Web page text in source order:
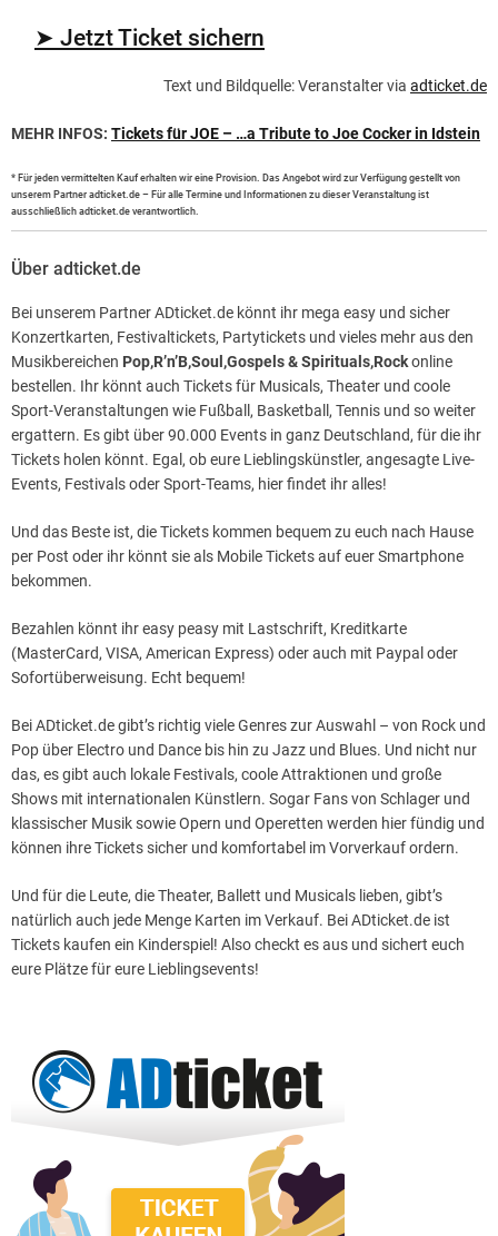
➤ Jetzt Ticket sichern
Text und Bildquelle: Veranstalter via adticket.de
MEHR INFOS: Tickets für JOE – …a Tribute to Joe Cocker in Idstein
* Für jeden vermittelten Kauf erhalten wir eine Provision. Das Angebot wird zur Verfügung gestellt von
unserem Partner adticket.de – Für alle Termine und Informationen zu dieser Veranstaltung ist
ausschließlich adticket.de verantwortlich.
Über adticket.de
Bei unserem Partner ADticket.de könnt ihr mega easy und sicher
Konzertkarten, Festivaltickets, Partytickets und vieles mehr aus den
Musikbereichen Pop,R’n’B,Soul,Gospels & Spirituals,Rockonline
bestellen. Ihr könnt auch Tickets für Musicals, Theater und coole
Sport-Veranstaltungen wie Fußball, Basketball, Tennis und so weiter
ergattern. Es gibt über 90.000 Events in ganz Deutschland, für die ihr
Tickets holen könnt. Egal, ob eure Lieblingskünstler, angesagte Live-
Events, Festivals oder Sport-Teams, hier findet ihr alles!
Und das Beste ist, die Tickets kommen bequem zu euch nach Hause
per Post oder ihr könnt sie als Mobile Tickets auf euer Smartphone
bekommen.
Bezahlen könnt ihr easy peasy mit Lastschrift, Kreditkarte
(MasterCard, VISA, American Express) oder auch mit Paypal oder
Sofortüberweisung. Echt bequem!
Bei ADticket.de gibt’s richtig viele Genres zur Auswahl – von Rock und
Pop über Electro und Dance bis hin zu Jazz und Blues. Und nicht nur
das, es gibt auch lokale Festivals, coole Attraktionen und große
Shows mit internationalen Künstlern. Sogar Fans von Schlager und
klassischer Musik sowie Opern und Operetten werden hier fündig und
können ihre Tickets sicher und komfortabel im Vorverkauf ordern.
Und für die Leute, die Theater, Ballett und Musicals lieben, gibt’s
natürlich auch jede Menge Karten im Verkauf. Bei ADticket.de ist
Tickets kaufen ein Kinderspiel! Also checkt es aus und sichert euch
eure Plätze für eure Lieblingsevents!